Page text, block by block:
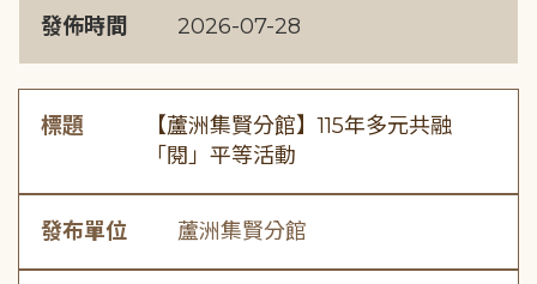
發佈時間 2026-07-28
標題
【蘆洲集賢分館】115年多元共融
「閱」平等活動
發布單位 蘆洲集賢分館